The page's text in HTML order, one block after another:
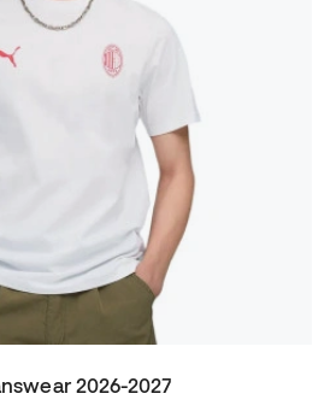
2026-2027